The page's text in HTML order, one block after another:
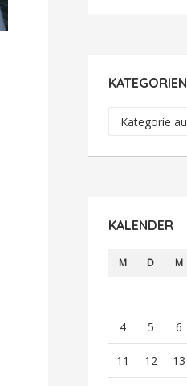
KATEGORIEN
KALENDER
M D M
4 5 6
11 12 13